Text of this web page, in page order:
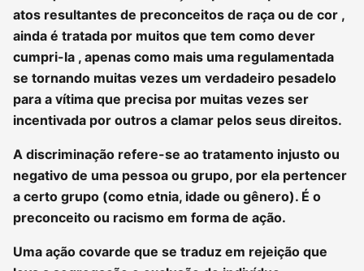
atos resultantes de preconceitos de raça ou de cor ,
ainda é tratada por muitos que tem como dever
cumpri-la , apenas como mais uma regulamentada
se tornando muitas vezes um verdadeiro pesadelo
para a vítima que precisa por muitas vezes ser
incentivada por outros a clamar pelos seus direitos.
A discriminação refere-se ao tratamento injusto ou
negativo de uma pessoa ou grupo, por ela pertencer
a certo grupo (como etnia, idade ou gênero). É o
preconceito ou racismo em forma de ação.
Uma ação covarde que se traduz em rejeição que